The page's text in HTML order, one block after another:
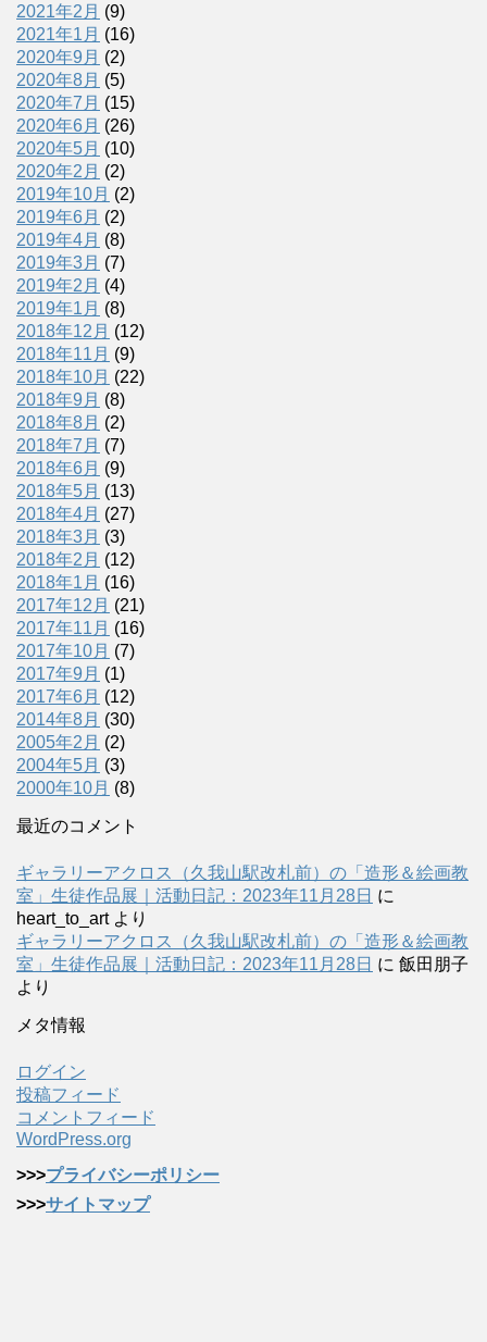
2021年2月 (9)
2021年1月 (16)
2020年9月 (2)
2020年8月 (5)
2020年7月 (15)
2020年6月 (26)
2020年5月 (10)
2020年2月 (2)
2019年10月 (2)
2019年6月 (2)
2019年4月 (8)
2019年3月 (7)
2019年2月 (4)
2019年1月 (8)
2018年12月 (12)
2018年11月 (9)
2018年10月 (22)
2018年9月 (8)
2018年8月 (2)
2018年7月 (7)
2018年6月 (9)
2018年5月 (13)
2018年4月 (27)
2018年3月 (3)
2018年2月 (12)
2018年1月 (16)
2017年12月 (21)
2017年11月 (16)
2017年10月 (7)
2017年9月 (1)
2017年6月 (12)
2014年8月 (30)
2005年2月 (2)
2004年5月 (3)
2000年10月 (8)
最近のコメント
ギャラリーアクロス（久我山駅改札前）の「造形＆絵画教
室」生徒作品展｜活動日記：2023年11月28日 に
heart_to_artより
ギャラリーアクロス（久我山駅改札前）の「造形＆絵画教
室」生徒作品展｜活動日記：2023年11月28日 に 飯田朋子
より
メタ情報
ログイン
投稿フィード
コメントフィード
WordPress.org
>>>プライバシーポリシー
>>>サイトマップ